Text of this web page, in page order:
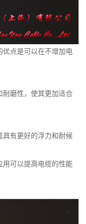
点是可以在不增加电
耐磨性，使其更加适合
具有更好的浮力和耐候
用可以提高电缆的性能